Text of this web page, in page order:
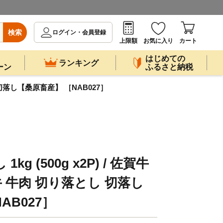
検索
ログイン・会員登録
上限額
お気に入り カート
ン ランキング
はじめての
ふるさと納税
し【桑原畜産】 ［NAB027］
1kg (500g x2P) / 佐賀牛
牛肉 切り落とし 切落し
］